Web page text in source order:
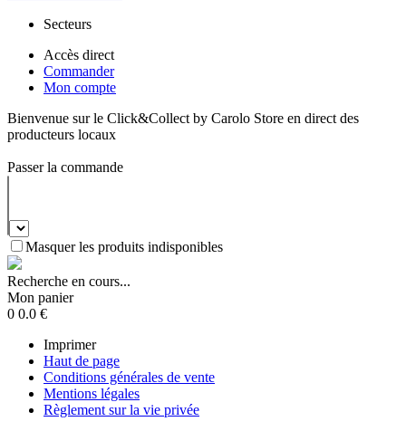
Secteurs
Accès direct
Commander
Mon compte
Bienvenue sur le Click&Collect by Carolo Store en direct des
producteurs locaux
Passer la commande
Masquer les produits indisponibles
Recherche en cours...
Mon panier
0 0.0 €
Imprimer
Haut de page
Conditions générales de vente
Mentions légales
Règlement sur la vie privée